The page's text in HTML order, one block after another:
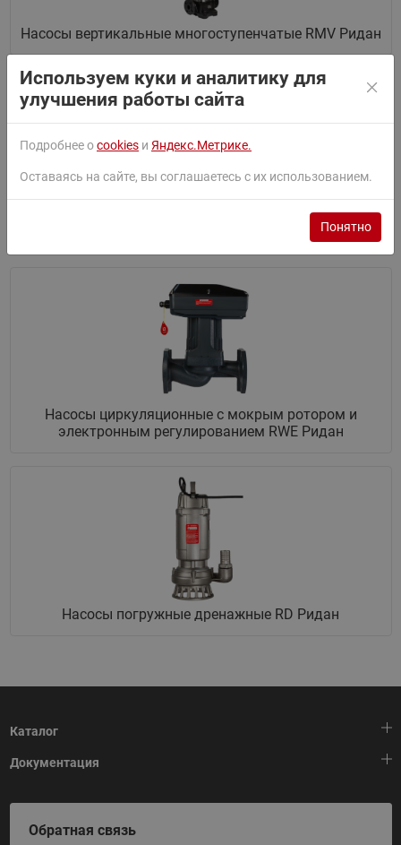
Насосы вертикальные многоступенчатые RMV Ридан
Насосы горизонтальные многоступенчатые RMHI
Насосы циркуляционные с мокрым ротором и
электронным регулированием RWE Ридан
Насосы погружные дренажные RD Ридан
Каталог
Тепловая автоматика
Холодильная техника
Приводная техника
Документация
HeatPlatform (Тепловая платформа)
Полезные программы и инструменты
Обратная связь
Используем куки и аналитику для
улучшения работы сайта
Подробнее оcookies и Яндекс.Метрике.
Оставаясь на сайте, вы соглашаетесь с их использованием.
Понятно